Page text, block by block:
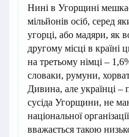
Нині в Угорщині
мільйонів осіб, серед
угорці, або мадяри, як
другому місці в країні
на третьому німці –
словаки, румуни,
Дивина, але українці –
сусіда Угорщини, не
національної
вважається такою